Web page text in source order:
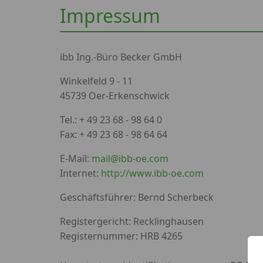
Impressum
ibb Ing.-Büro Becker GmbH
Winkelfeld 9 - 11
45739 Oer-Erkenschwick
Tel.: + 49 23 68 - 98 64 0
Fax: + 49 23 68 - 98 64 64
E-Mail: mail@ibb-oe.com
Internet: http://www.ibb-oe.com
Geschäftsführer: Bernd Scherbeck
Registergericht: Recklinghausen
Registernummer: HRB 4265